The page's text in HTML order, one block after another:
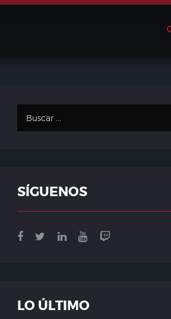
SÍGUENOS
LO ÚLTIMO